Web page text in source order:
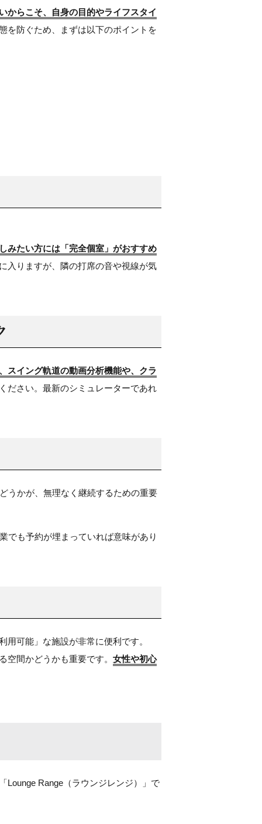
からこそ、自身の目的やライフスタイ
を防ぐため、まずは以下のポイントを
みたい方には「完全個室」がおすすめ
入りますが、隣の打席の音や視線が気
スイング軌道の動画分析機能や、クラ
ださい。最新のシミュレーターであれ
うかが、無理なく継続するための重要
でも予約が埋まっていれば意味があり
可能」な施設が非常に便利です。
間かどうかも重要です。 女性や初心
Lounge Range（ラウンジレンジ）」で